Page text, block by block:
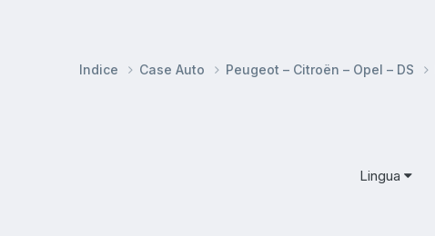
Indice Case Auto Peugeot – Citroën – Opel – DS
Lingua